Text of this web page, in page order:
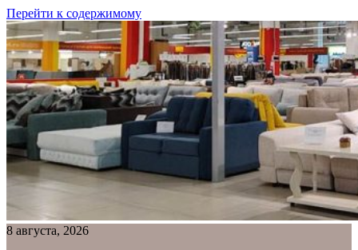
Перейти к содержимому
8 августа, 2026